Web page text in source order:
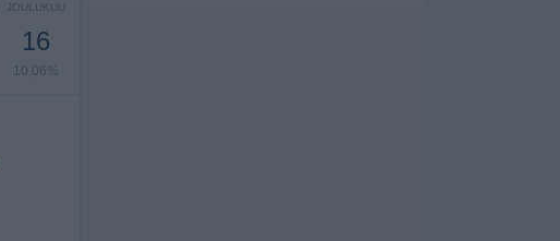
JOULUKUU
16
10,06%